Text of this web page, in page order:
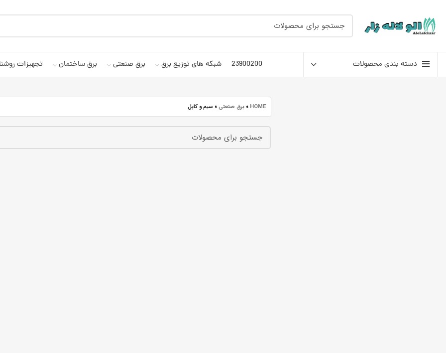
دسته بندی محصولات 23900200 شبکه های توزیع برق برق صنعتی برق ساختمان تجهیزات
HOME
» برق صنعتی» سیم و کابل